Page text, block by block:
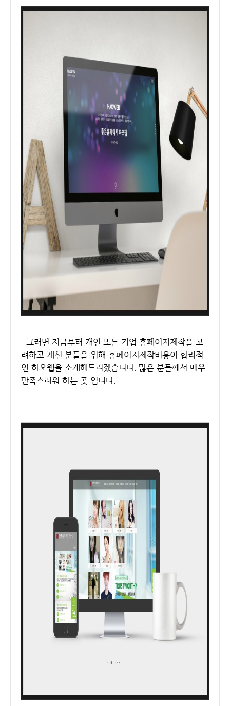
그러면 지금부터 개인 또는 기업 홈페이지제작을 고
려하고 계신 분들을 위해 홈페이지제작비용이 합리적
인 하오웹을 소개해드리겠습니다. 많은 분들께서 매우
만족스러워 하는 곳 입니다.